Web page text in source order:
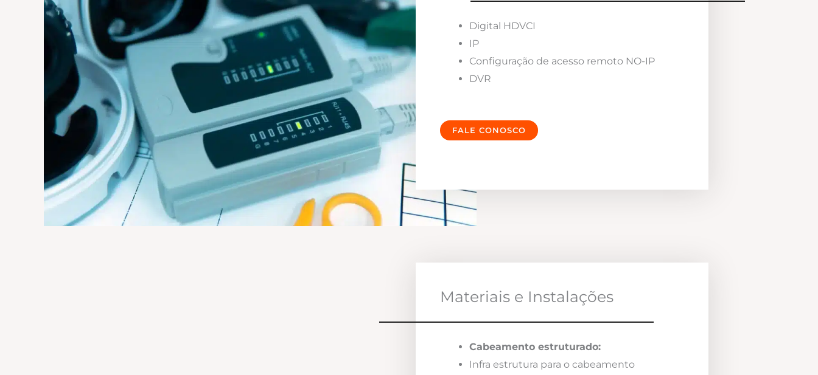
Digital HDVCI
IP
Configuração de acesso remoto NO-IP
DVR
FALE CONOSCO
Materiais e Instalações
Cabeamento estruturado:
Infra estrutura para o cabeamento